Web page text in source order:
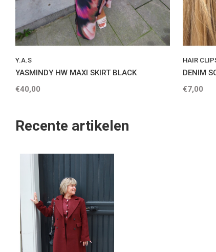
Y.A.S
YASMINDY HW MAXI SKIRT BLACK
€40,00
HAIR
DENIM
€7,00
Recente artikelen